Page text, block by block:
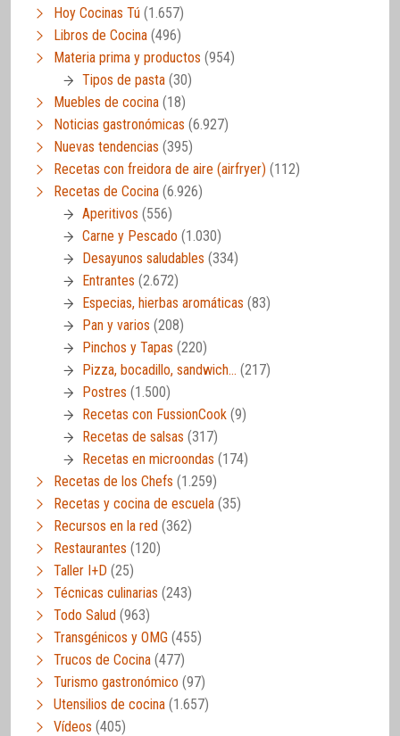
Hoy Cocinas Tú (1.657)
Libros de Cocina (496)
Materia prima y productos (954)
Tipos de pasta (30)
Muebles de cocina (18)
Noticias gastronómicas (6.927)
Nuevas tendencias (395)
Recetas con freidora de aire (airfryer) (112)
Recetas de Cocina (6.926)
Aperitivos (556)
Carne y Pescado (1.030)
Desayunos saludables (334)
Entrantes (2.672)
Especias, hierbas aromáticas (83)
Pan y varios (208)
Pinchos y Tapas (220)
Pizza, bocadillo, sandwich… (217)
Postres (1.500)
Recetas con FussionCook (9)
Recetas de salsas (317)
Recetas en microondas (174)
Recetas de los Chefs (1.259)
Recetas y cocina de escuela (35)
Recursos en la red (362)
Restaurantes (120)
Taller I+D (25)
Técnicas culinarias (243)
Todo Salud (963)
Transgénicos y OMG (455)
Trucos de Cocina (477)
Turismo gastronómico (97)
Utensilios de cocina (1.657)
Vídeos (405)